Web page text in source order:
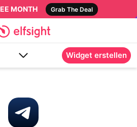
MONTH Grab The Deal
Widget erstellen